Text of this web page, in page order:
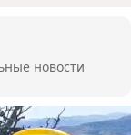
новости